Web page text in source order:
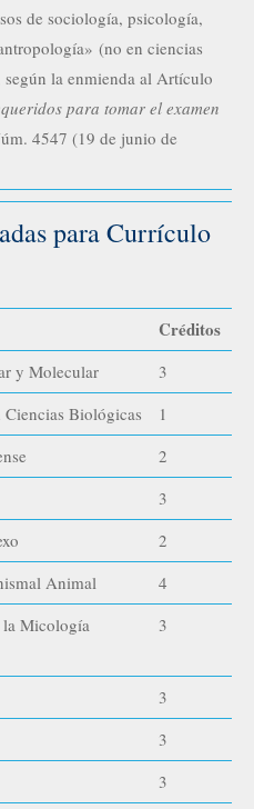
de sociología, psicología,
(no en ciencias
la enmienda al Artículo
para tomar el examen
4547 (19 de junio de
para Currículo
Créditos
y Molecular
3
Biológicas
1
2
3
2
Animal
4
Micología
3
3
3
3